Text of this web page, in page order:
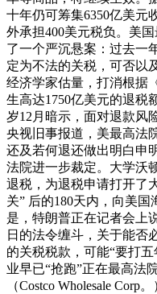
十年仍可筹集6350亿美元
外承担400美元税负。美
了一个严沉悬案：过去一
定为不法的关税，可否以
经济学家估量，打消根据
生高达1750亿美元的退税
岁12月暗示，面对退款风
央视旧事报道，美最高法
还及若何退还做出明白申
法院进一步裁定。大学沃
退税，为退税申请打开了
关” 后的180天内，向美
是，特朗普正在记者会上
日的法令缠斗，关于能否
的关税税款，可能“要打
业早已“抢跑”正在最高法
（Costco Wholesale Corp